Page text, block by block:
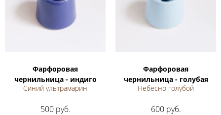
Фарфоровая
чернильница - индиго
Синий ультрамарин
500 руб.
Фарфоровая
чернильница - голубая
Небесно голубой
600 руб.